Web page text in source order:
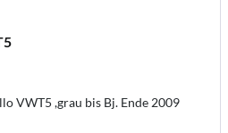
VWT5 ,grau bis Bj. Ende 2009